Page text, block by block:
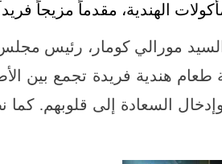
الهندية، مقدماً مزيجاً
مورالي كومار، رئيس
طعام هندية فريدة تجمع بين
السعادة إلى قلوبهم.